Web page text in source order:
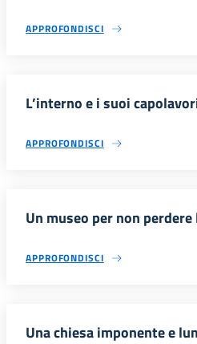
APPROFONDISCI
L’interno e i suoi
APPROFONDISCI
Un museo per non
APPROFONDISCI
Una chiesa imponente e